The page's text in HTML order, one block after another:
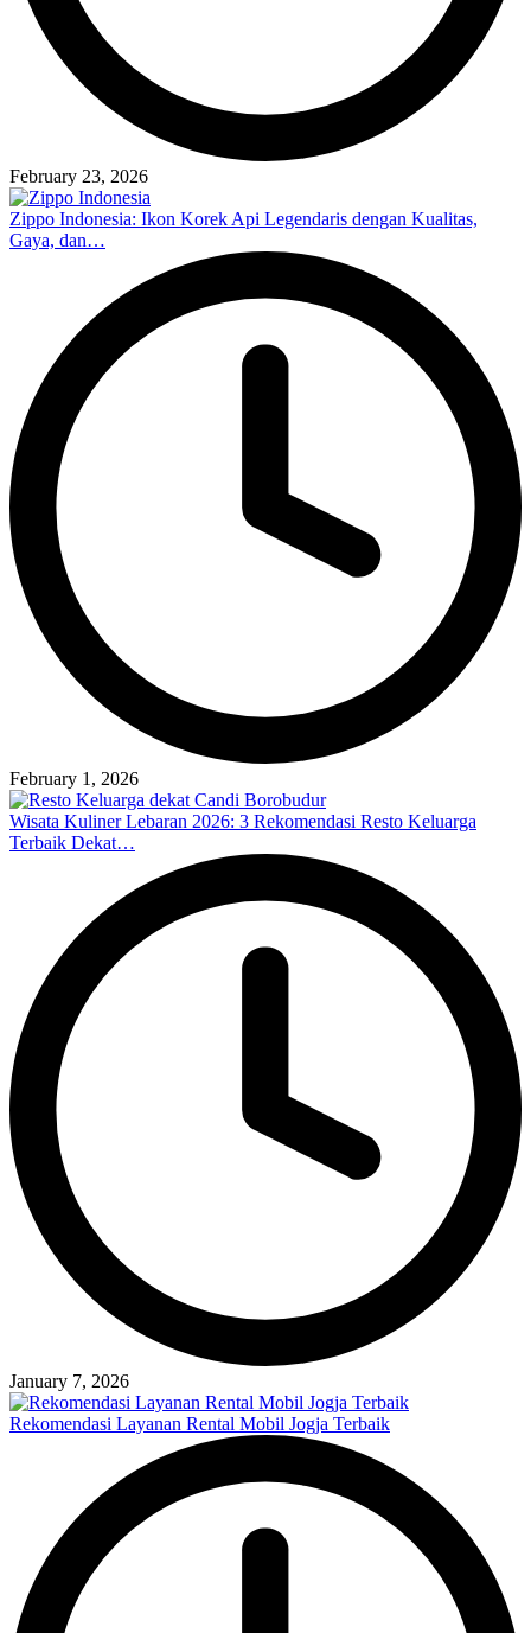
February 23, 2026
Zippo Indonesia: Ikon Korek Api Legendaris dengan Kualitas,
Gaya, dan…
February 1, 2026
Wisata Kuliner Lebaran 2026: 3 Rekomendasi Resto Keluarga
Terbaik Dekat…
January 7, 2026
Rekomendasi Layanan Rental Mobil Jogja Terbaik